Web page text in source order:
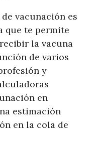
vacunación es
que te permite
la vacuna
de varios
y
en
estimación
en la cola de